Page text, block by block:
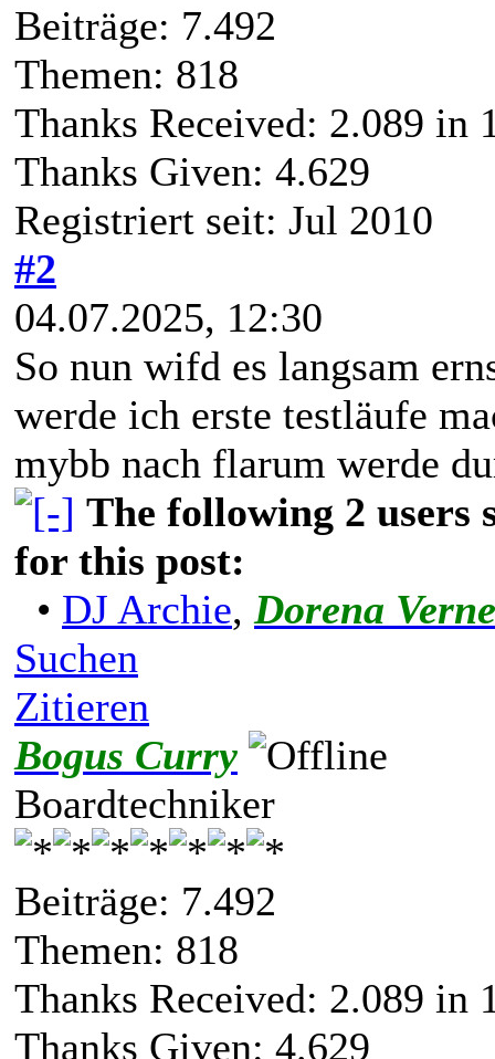
Beiträge: 7.492
Themen: 818
Thanks Received: 2.089 in
Thanks Given: 4.629
Registriert seit: Jul 2010
#2
04.07.2025, 12:30
So nun wifd es langsam
werde ich erste testläufe
mybb nach flarum werde
The following 2 users
for this post:
• DJ Archie, Dorena Verne
Suchen
Zitieren
Bogus Curry
Boardtechniker
Beiträge: 7.492
Themen: 818
Thanks Received: 2.089 in
Thanks Given: 4.629